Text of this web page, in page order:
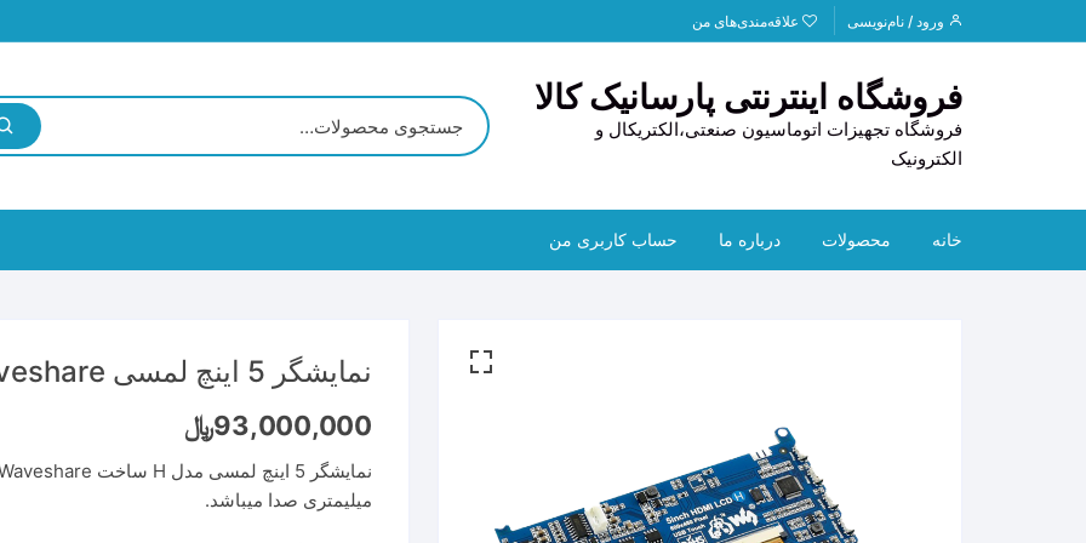
شدن
ورود / نام‌نویسی علاقه‌مندی‌های من
فروشگاه اینترنتی پارسانیک کالا
فروشگاه تجهیزات اتوماسیون صنعتی،الکتریکال و
الکترونیک
خانه محصولات
CPU
Coupler
I/O Module ابزار دقیق ترانسمیتر فشار
دیتا لاگر لوازم خودرو سنسور اکسیژن
درباره ما حساب کاربری من
نمایشگر 5 اینچ لمسی Waveshare مدل H
93,000,000﷼
میلیمتری صدا میباشد.